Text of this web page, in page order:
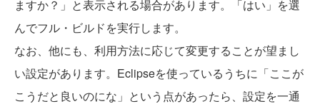
ますか？」と表示される場合があります。「はい」を選
んでフル・ビルドを実行します。
なお、他にも、利用方法に応じて変更することが望まし
い設定があります。Eclipseを使っているうちに「ここが
こうだと良いのにな」という点があったら、設定を一通